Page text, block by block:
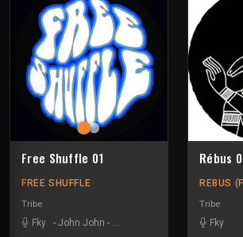
Free Shuffle 01
FREE SHUFFLE
Tribe
Fky
- John John - RemedyJ Samshoot -
Rébus
REBUS
Tribe
Fky